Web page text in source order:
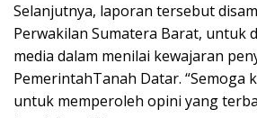
Selanjutnya, laporan tersebut
Perwakilan Sumatera Barat, untuk
media dalam menilai kewajaran
PemerintahTanah Datar. “Semoga
untuk memperoleh opini yang